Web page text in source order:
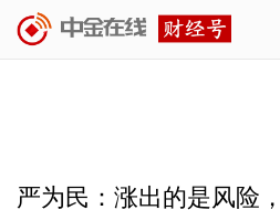
严为民：涨出的是风险